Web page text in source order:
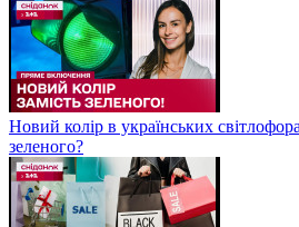
Новий колір в українських
зеленого?